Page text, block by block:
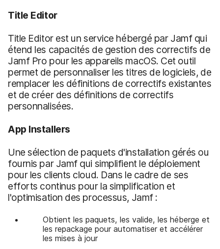
Title Editor
Title Editor est un service hébergé par Jamf qui
étend les capacités de gestion des correctifs de
Jamf Pro pour les appareils macOS. Cet outil
permet de personnaliser les titres de logiciels, de
remplacer les définitions de correctifs existantes
et de créer des définitions de correctifs
personnalisées.
App Installers
Une sélection de paquets d'installation gérés ou
fournis par Jamf qui simplifient le déploiement
pour les clients cloud. Dans le cadre de ses
efforts continus pour la simplification et
l'optimisation des processus, Jamf :
Obtient les paquets, les valide, les héberge et
les repackage pour automatiser et accélérer
les mises à jour